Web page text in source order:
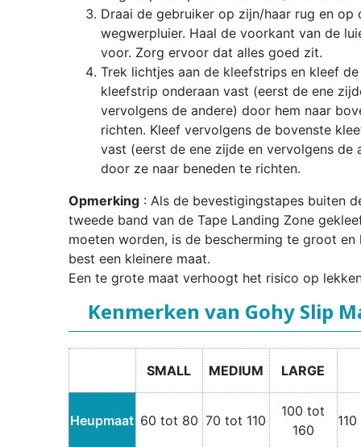
Draai de gebruiker op zijn/haar rug en op
wegwerpluier. Haal de voorkant van de
voor. Zorg ervoor dat alles goed zit.
Trek lichtjes aan de kleefstrips en kleef de
kleefstrip onderaan vast (eerst de ene
vervolgens de andere) door hem naar
richten. Kleef vervolgens de bovenste
vast (eerst de ene zijde en vervolgens de
door ze naar beneden te richten.
Opmerking: Als de bevestigingstapes buiten
tweede band van de Tape Landing Zone
moeten worden, is de bescherming te groot en
best een kleinere maat.
Een te grote maat verhoogt het risico op
Kenmerken van Gohy Slip
SMALL MEDIUM LARGE
Heupmaat 60 tot 80 70 tot 110
100 tot
160